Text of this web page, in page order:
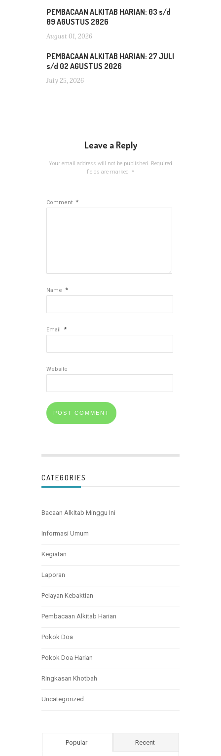
PEMBACAAN ALKITAB HARIAN: 03 s/d
09 AGUSTUS 2026
August 01, 2026
PEMBACAAN ALKITAB HARIAN: 27 JULI
s/d 02 AGUSTUS 2026
July 25, 2026
Leave a Reply
Your email address will not be published. Required
fields are marked *
Comment *
Name *
Email *
Website
CATEGORIES
Bacaan Alkitab Minggu Ini
Informasi Umum
Kegiatan
Laporan
Pelayan Kebaktian
Pembacaan Alkitab Harian
Pokok Doa
Pokok Doa Harian
Ringkasan Khotbah
Uncategorized
Popular Recent